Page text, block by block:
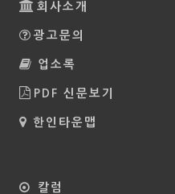
회사소개
광고문의
업소록
PDF 신문보기
한인타운맵
칼럼